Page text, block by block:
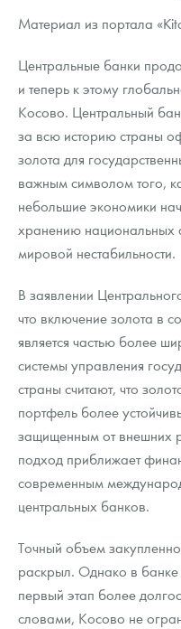
Гарри Поттер
Год Лошади
Флот: ледоколы и корабли
Жетоны "Необыкновенные
Ювелирные изделия
Золотая карманная галерея
Наборы подарочных и
Монеты и жетоны из
Книги по нумизматике
Условия возврата
Политика конфиденциальности
Политика использования
Положение по обработке и
Письмо директору
Материал из портала
Центральные банки
и теперь к этому
Косово. Центральный
за всю историю страны
золота для
важным символом того,
небольшие экономики
хранению национальных
мировой нестабильности.
В заявлении
что включение золота в
является частью более
системы управления
страны считают, что
портфель более
защищенным от внешних
подход приближает
современным
центральных банков.
Точный объем
раскрыл. Однако в банке
первый этап более
словами, Косово не